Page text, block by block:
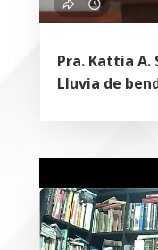
Pra. Kattia A.
Lluvia de